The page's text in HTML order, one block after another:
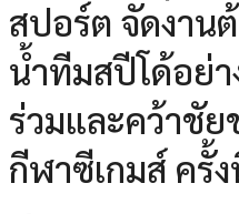
สปอร์ต จัดงาน
น้ำทีมสปีโด้อย่
ร่วมและคว้าชั
กีฬาซีเกมส์ ครั้